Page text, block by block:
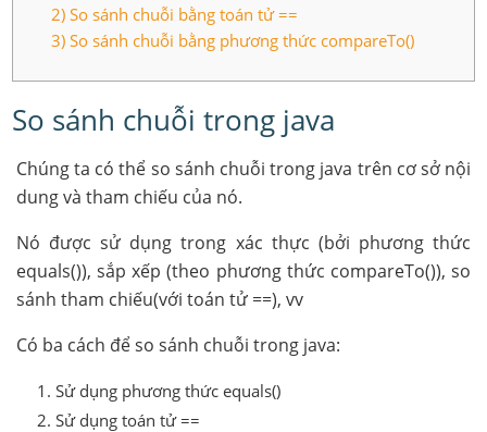
2) So sánh chuỗi bằng toán tử ==
3) So sánh chuỗi bằng phương thức compareTo()
So sánh chuỗi trong java
Chúng ta có thể so sánh chuỗi trong java trên cơ sở nội
dung và tham chiếu của nó.
Nó được sử dụng trong xác thực (bởi phương thức
equals()), sắp xếp (theo phương thức compareTo()), so
sánh tham chiếu(với toán tử ==), vv
Có ba cách để so sánh chuỗi trong java:
Sử dụng phương thức equals()
Sử dụng toán tử ==